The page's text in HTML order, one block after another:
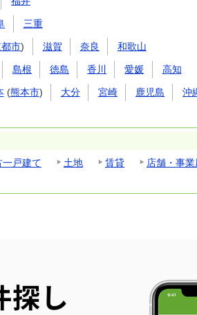
三重
市) 滋賀 奈良 和歌山
島根 徳島 香川 愛媛 高知
(熊本市) 大分 宮崎 鹿児島 沖
一戸建て 土地 賃貸
店舗・事業